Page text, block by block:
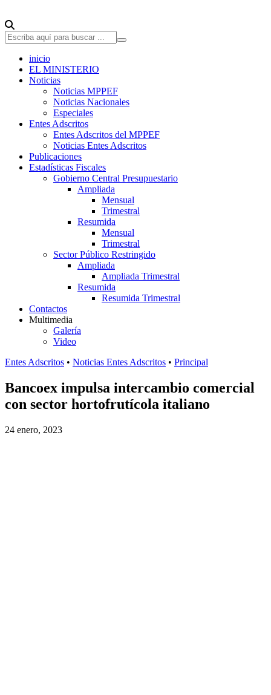
inicio
EL MINISTERIO
Noticias
Noticias MPPEF
Noticias Nacionales
Especiales
Entes Adscritos
Entes Adscritos del MPPEF
Noticias Entes Adscritos
Publicaciones
Estadísticas Fiscales
Gobierno Central Presupuestario
Ampliada
Mensual
Trimestral
Resumida
Mensual
Trimestral
Sector Público Restringido
Ampliada
Ampliada Trimestral
Resumida
Resumida Trimestral
Contactos
Multimedia
Galería
Video
Entes Adscritos • Noticias Entes Adscritos • Principal
Bancoex impulsa intercambio comercial
con sector hortofrutícola italiano
24 enero, 2023